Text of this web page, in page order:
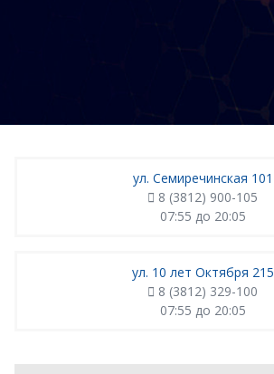
ул. Семиречинская 101
8 (3812) 900-105
07:55 до 20:05
ул. 10 лет Октября 215
8 (3812) 329-100
07:55 до 20:05